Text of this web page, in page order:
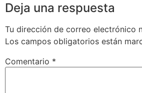
Deja una respuesta
Tu dirección de correo electrónico
Los campos obligatorios están
Comentario *